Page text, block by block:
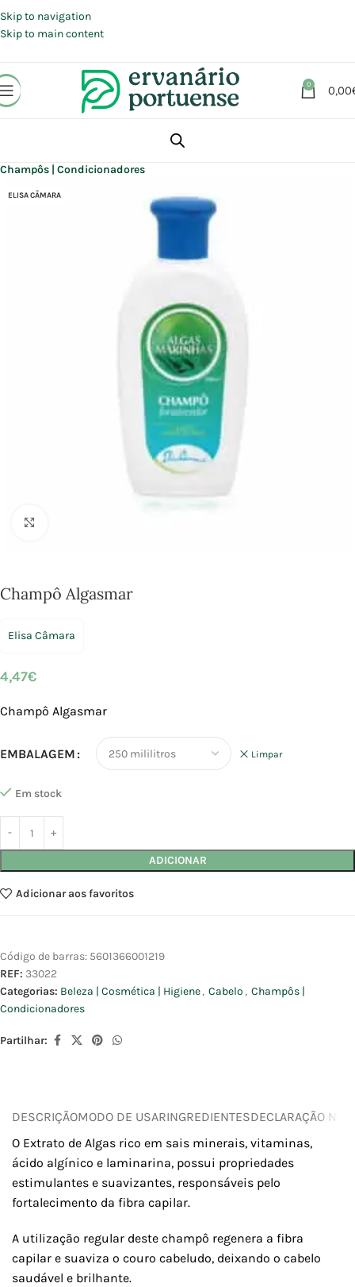
Skip to navigation
Skip to main content
0 0,00
Beleza | Cosmética | Higiene
Champôs | Condicionadores
ELISA CÂMARA
Champô Algasmar
Elisa Câmara
4,47€
Champô Algasmar
EMBALAGEM Limpar
Em stock
ADICIONAR
Adicionar aos favoritos
Código de barras: 5601366001219
REF: 33022
Categorias: Beleza | Cosmética | Higiene, Cabelo , Champôs |
Condicionadores
Partilhar:
DESCRIÇÃOMODO DE USARINGREDIENTESDECLARAÇÃO
O Extrato de Algas rico em sais minerais, vitaminas,
ácido algínico e laminarina, possui propriedades
estimulantes e suavizantes, responsáveis ​​pelo
fortalecimento da fibra capilar.
A utilização regular deste champô regenera a fibra
capilar e suaviza o couro cabeludo, deixando o cabelo
saudável e brilhante.